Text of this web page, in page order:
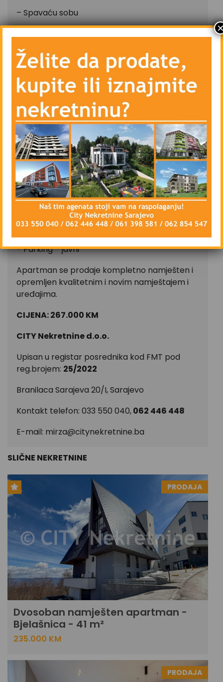
– Spavaću sobu
– Hodnik sa ugradbenim ormarom
– Centralno grijanje – etažno – struja – podno
(Vaillant EloBlock sa bežičnim termostatom)
– Kamin u dnevnom boravku
– Vanjsku PVC stolariju sa troslojnim staklom i
unutrašnju drvenu stolariju
– Blindirana vrata, video interfon, lift
– Priključke telefona, kablovske televizije i
interneta
– Pripadajuću skijašnicu (nije uključeno u
cijenu)
– Parking – javni
Apartman se prodaje kompletno namješten i
opremljen kvalitetnim i novim namještajem i
uređajima.
CIJENA: 267.000 KM
CITY Nekretnine d.o.o.
Upisan u registar posrednika kod FMT pod
reg.brojem: 25/2022
Branilaca Sarajeva 20/I, Sarajevo
Kontakt telefon: 033 550 040,062 446 448
E-mail: mirza@citynekretnine.ba
SLIČNE NEKRETNINE
PRODAJA
Dvosoban namješten apartman -
Bjelašnica - 41 m²
235.000 KM
PRODAJA